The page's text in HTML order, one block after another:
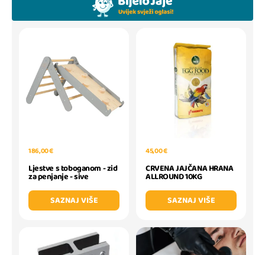
186,00 €
Ljestve s toboganom - zid
za penjanje - sive
SAZNAJ VIŠE
45,00 €
CRVENA JAJČANA HRANA
ALLROUND 10KG
SAZNAJ VIŠE